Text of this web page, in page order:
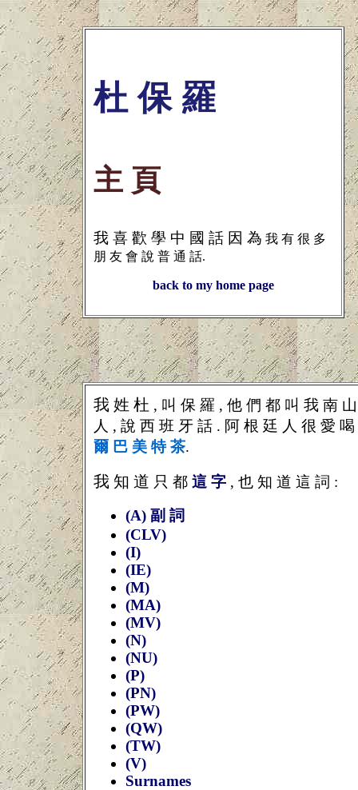
杜 保 羅
主 頁
我 喜 歡 學 中 國 話 因 為 我 有 很 多
朋 友 會 說 普 通 話.
back to my home page
我 姓 杜 , 叫 保 羅 , 他 們 都 叫 我 南
人 , 說 西 班 牙 話 . 阿 根 廷 人 很 愛
爾 巴 美 特 茶.
我 知 道 只 都 這 字 , 也 知 道 這 詞 :
(A) 副 詞
(CLV)
(I)
(IE)
(M)
(MA)
(MV)
(N)
(NU)
(P)
(PN)
(PW)
(QW)
(TW)
(V)
Surnames